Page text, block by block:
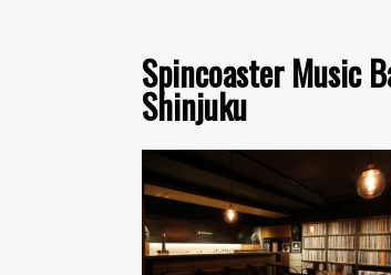
Spincoaster Music
Shinjuku